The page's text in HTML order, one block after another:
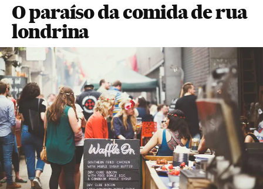
O paraíso da comida de rua
londrina